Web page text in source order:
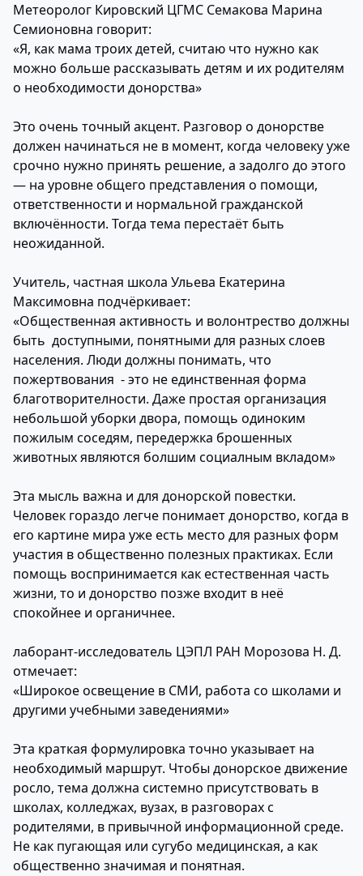
Метеоролог Кировский ЦГМС Семакова Марина
Семионовна говорит:
«Я, как мама троих детей, считаю что нужно как
можно больше рассказывать детям и их родителям
о необходимости донорства»
Это очень точный акцент. Разговор о донорстве
должен начинаться не в момент, когда человеку уже
срочно нужно принять решение, а задолго до этого
— на уровне общего представления о помощи,
ответственности и нормальной гражданской
включённости. Тогда тема перестаёт быть
неожиданной.
Учитель, частная школа Ульева Екатерина
Максимовна подчёркивает:
«Общественная активность и волонтрество должны
быть доступными, понятными для разных слоев
населения. Люди должны понимать, что
пожертвования - это не единственная форма
благотворителности. Даже простая организация
небольшой уборки двора, помощь одиноким
пожилым соседям, передержка брошенных
животных являются болшим социалным вкладом»
Эта мысль важна и для донорской повестки.
Человек гораздо легче понимает донорство, когда в
его картине мира уже есть место для разных форм
участия в общественно полезных практиках. Если
помощь воспринимается как естественная часть
жизни, то и донорство позже входит в неё
спокойнее и органичнее.
лаборант-исследователь ЦЭПЛ РАН Морозова Н. Д.
отмечает:
«Широкое освещение в СМИ, работа со школами и
другими учебными заведениями»
Эта краткая формулировка точно указывает на
необходимый маршрут. Чтобы донорское движение
росло, тема должна системно присутствовать в
школах, колледжах, вузах, в разговорах с
родителями, в привычной информационной среде.
Не как пугающая или сугубо медицинская, а как
общественно значимая и понятная.